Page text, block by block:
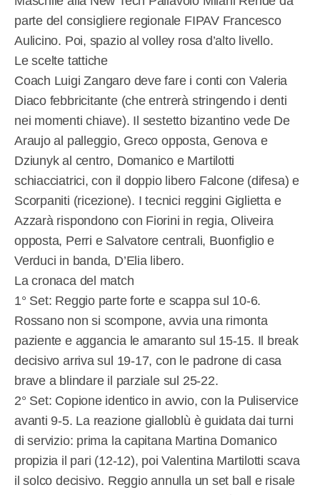
parte del consigliere regionale FIPAV Francesco
Aulicino. Poi, spazio al volley rosa d’alto livello.
Le scelte tattiche
Coach Luigi Zangaro deve fare i conti con Valeria
Diaco febbricitante (che entrerà stringendo i denti
nei momenti chiave). Il sestetto bizantino vede De
Araujo al palleggio, Greco opposta, Genova e
Dziunyk al centro, Domanico e Martilotti
schiacciatrici, con il doppio libero Falcone (difesa) e
Scorpaniti (ricezione). I tecnici reggini Giglietta e
Azzarà rispondono con Fiorini in regia, Oliveira
opposta, Perri e Salvatore centrali, Buonfiglio e
Verduci in banda, D’Elia libero.
La cronaca del match
1° Set: Reggio parte forte e scappa sul 10-6.
Rossano non si scompone, avvia una rimonta
paziente e aggancia le amaranto sul 15-15. Il break
decisivo arriva sul 19-17, con le padrone di casa
brave a blindare il parziale sul 25-22.
2° Set: Copione identico in avvio, con la Puliservice
avanti 9-5. La reazione gialloblù è guidata dai turni
di servizio: prima la capitana Martina Domanico
propizia il pari (12-12), poi Valentina Martilotti scava
il solco decisivo. Reggio annulla un set ball e risale